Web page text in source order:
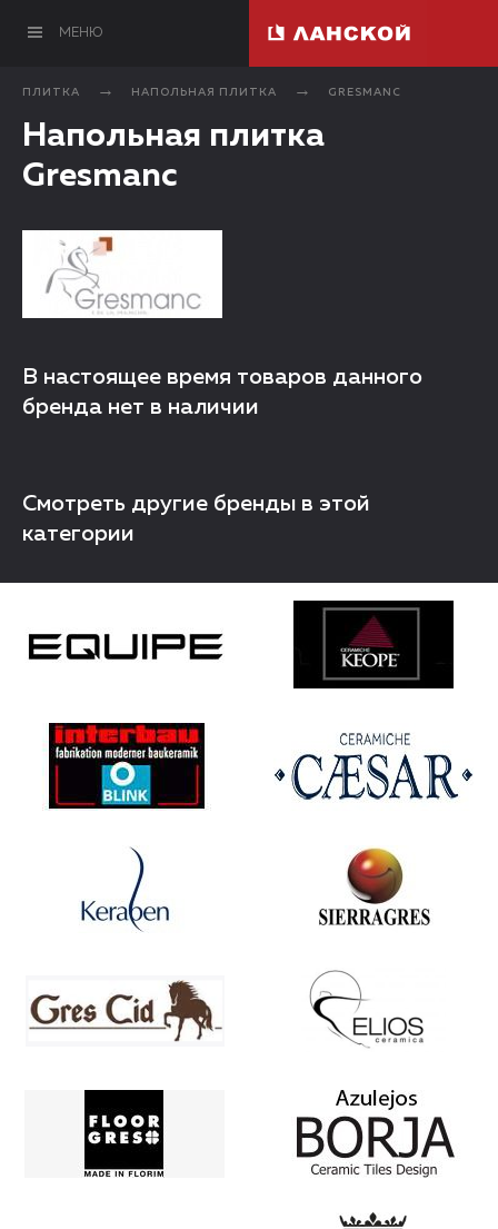
МЕНЮ
ПЛИТКА НАПОЛЬНАЯ ПЛИТКА GRESMANC
Напольная плитка
Gresmanc
В настоящее время товаров данного
бренда нет в наличии
Смотреть другие бренды в этой
категории